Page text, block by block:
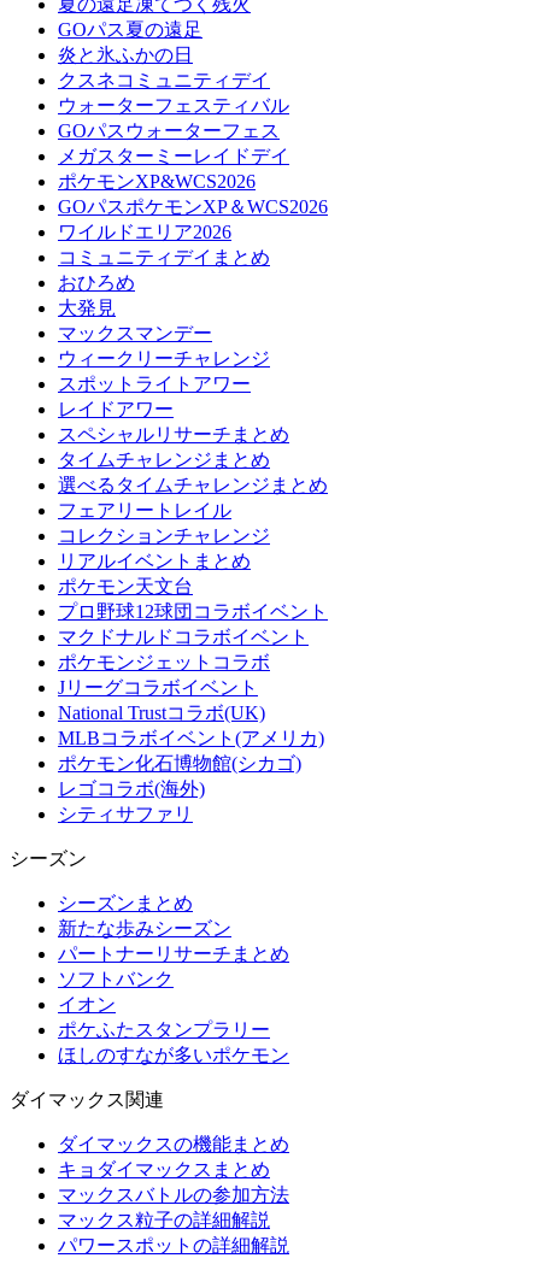
夏の遠足凍てつく残火
GOパス夏の遠足
炎と氷ふかの日
クスネコミュニティデイ
ウォーターフェスティバル
GOパスウォーターフェス
メガスターミーレイドデイ
ポケモンXP&WCS2026
GOパスポケモンXP＆WCS2026
ワイルドエリア2026
コミュニティデイまとめ
おひろめ
大発見
マックスマンデー
ウィークリーチャレンジ
スポットライトアワー
レイドアワー
スペシャルリサーチまとめ
タイムチャレンジまとめ
選べるタイムチャレンジまとめ
フェアリートレイル
コレクションチャレンジ
リアルイベントまとめ
ポケモン天文台
プロ野球12球団コラボイベント
マクドナルドコラボイベント
ポケモンジェットコラボ
Jリーグコラボイベント
National Trustコラボ(UK)
MLBコラボイベント(アメリカ)
ポケモン化石博物館(シカゴ)
レゴコラボ(海外)
シティサファリ
シーズン
シーズンまとめ
新たな歩みシーズン
パートナーリサーチまとめ
ソフトバンク
イオン
ポケふたスタンプラリー
ほしのすなが多いポケモン
ダイマックス関連
ダイマックスの機能まとめ
キョダイマックスまとめ
マックスバトルの参加方法
マックス粒子の詳細解説
パワースポットの詳細解説